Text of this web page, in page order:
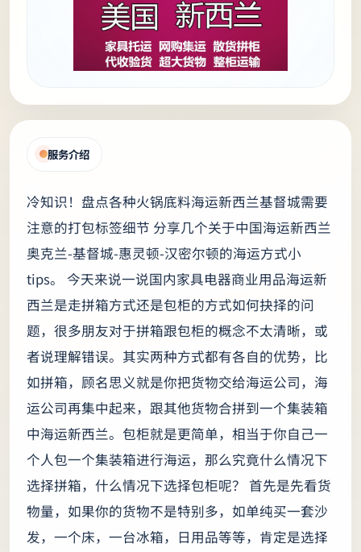
服务介绍
冷知识！盘点各种火锅底料海运新西兰基督城需要
注意的打包标签细节 分享几个关于中国海运新西兰
奥克兰-基督城-惠灵顿-汉密尔顿的海运方式小
tips。 今天来说一说国内家具电器商业用品海运新
西兰是走拼箱方式还是包柜的方式如何抉择的问
题，很多朋友对于拼箱跟包柜的概念不太清晰，或
者说理解错误。其实两种方式都有各自的优势，比
如拼箱，顾名思义就是你把货物交给海运公司，海
运公司再集中起来，跟其他货物合拼到一个集装箱
中海运新西兰。包柜就是更简单，相当于你自己一
个人包一个集装箱进行海运，那么究竟什么情况下
选择拼箱，什么情况下选择包柜呢？ 首先是先看货
物量，如果你的货物不是特别多，如单纯买一套沙
发，一个床，一台冰箱，日用品等等，肯定是选择